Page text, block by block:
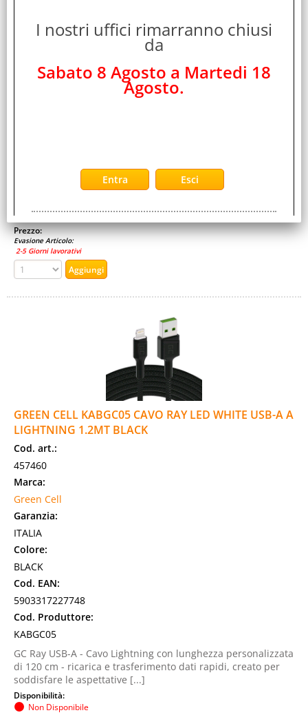
Marca:
ITALIA
2.600 mAh e una tensione di 1,2 V. Le batterie AA Green Cell
mantengono le loro elevate [...]
Non Disponibile
Prezzo:
Evasione Articolo:
2-5 Giorni lavorativi
GREEN CELL KABGC05 CAVO RAY LED WHITE USB-A A
LIGHTNING 1.2MT BLACK
Cod. art.:
457460
Marca:
Green Cell
Garanzia:
ITALIA
Colore:
BLACK
Cod. EAN:
5903317227748
Cod. Produttore:
KABGC05
GC Ray USB-A - Cavo Lightning con lunghezza personalizzata
di 120 cm - ricarica e trasferimento dati rapidi, creato per
soddisfare le aspettative [...]
Disponibilità:
Non Disponibile
I nostri uffici rimarranno chiusi
da
Sabato 8 Agosto a Martedi 18
Agosto.